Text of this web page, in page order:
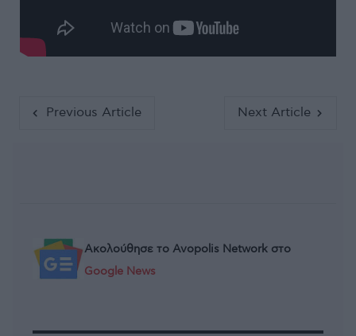
Previous Article Next Article
Ακολούθησε το Avopolis Network στο
Google News